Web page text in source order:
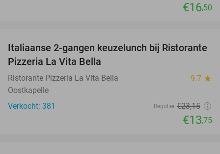
€16,50
41%
Italiaanse 2-gangen keuzelunch bij Ristorante
Pizzeria La Vita Bella
Ristorante Pizzeria La Vita Bella 9.7 star
Oostkapelle
Verkocht: 381
Regulier €23,15
€13,75